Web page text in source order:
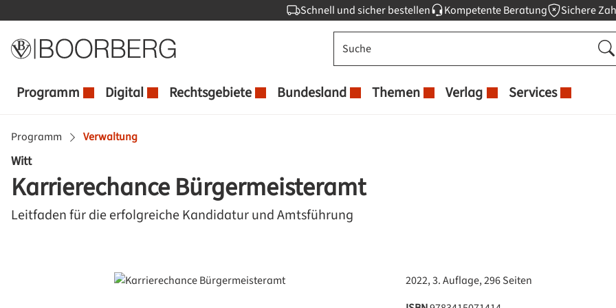
Schnell und sicher bestellen Kompetente Beratung Sichere
Programm Digital Rechtsgebiete Bundesland Themen Verlag Services
Programm Verwaltung
Witt
Karrierechance Bürgermeisteramt
Leitfaden für die erfolgreiche Kandidatur und Amtsführung
Bildergalerie überspringen
2022, 3. Auflage, 296 Seiten